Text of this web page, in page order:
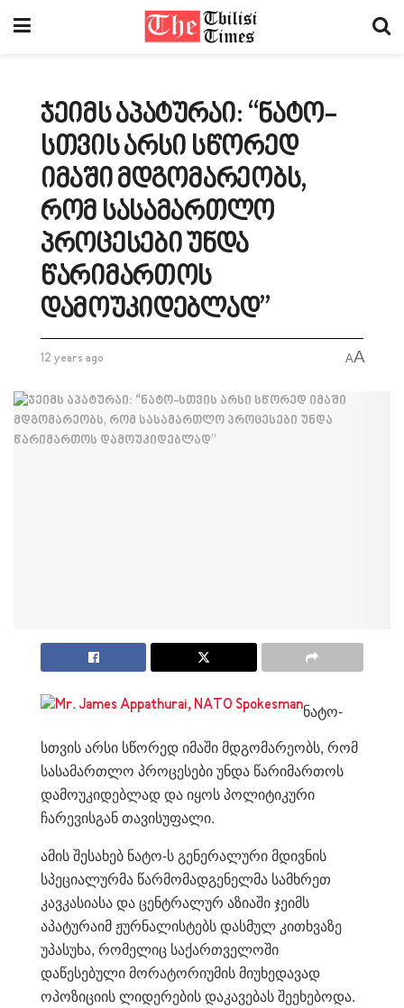
ჯეიმს აპატურაი: “ნატო-
სთვის არსი სწორედ
იმაში მდგომარეობს,
რომ სასამართლო
პროცესები უნდა
წარიმართოს
დამოუკიდებლად”
12 years ago AA
ნატო-
სთვის არსი სწორედ იმაში მდგომარეობს, რომ
სასამართლო პროცესები უნდა წარიმართოს
დამოუკიდებლად და იყოს პოლიტიკური
ჩარევისგან თავისუფალი.
ამის შესახებ ნატო-ს გენერალური მდივნის
სპეციალურმა წარმომადგენელმა სამხრეთ
კავკასიასა და ცენტრალურ აზიაში ჯეიმს
აპატურაიმ ჟურნალისტებს დასმულ კითხვაზე
უპასუხა, რომელიც საქართველოში
დაწესებული მორატორიუმის მიუხედავად
ოპოზიციის ლიდერების დაკავებას შეეხებოდა.